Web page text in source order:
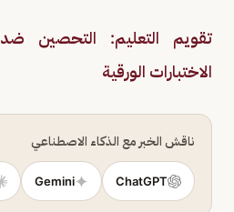
تقويم التعليم: التحصين
الاختبارات الورقية
ناقش الخبر مع الذكاء الاصطناعي
ChatGPT
Gemini